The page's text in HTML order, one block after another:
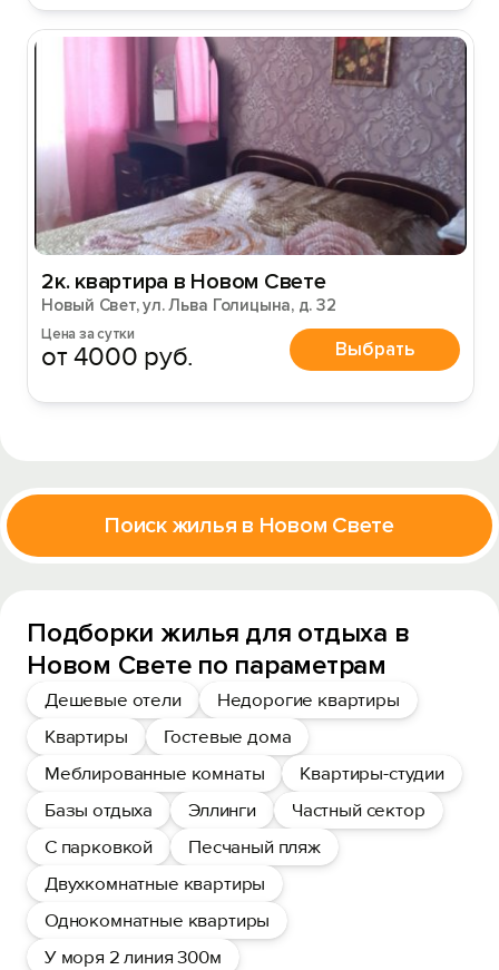
2к. квартира в Новом Свете
Новый Свет, ул. Льва Голицына, д. 32
Цена за сутки
от 4000 руб. Выбрать
Поиск жилья в Новом Свете
Подборки жилья для отдыха в
Новом Свете по параметрам
Дешевые отели
Недорогие квартиры
Квартиры
Гостевые дома
Меблированные комнаты
Квартиры-студии
Базы отдыха
Эллинги
Частный сектор
С парковкой
Песчаный пляж
Двухкомнатные квартиры
Однокомнатные квартиры
У моря 2 линия 300м